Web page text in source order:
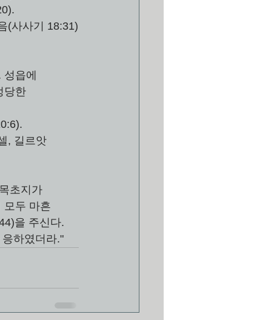
(사사기 18:31)
읍에
당한
, 길르앗
초지가
모두 마흔
을 주신다.
하였더라."